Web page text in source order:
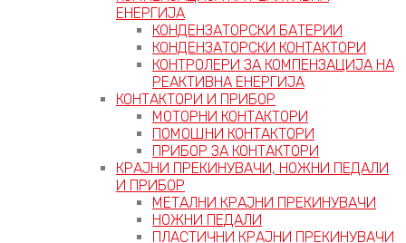
ЕНЕРГИЈА
КОНДЕНЗАТОРСКИ БАТЕРИИ
КОНДЕНЗАТОРСКИ КОНТАКТОРИ
КОНТРОЛЕРИ ЗА КОМПЕНЗАЦИЈА НА
РЕАКТИВНА ЕНЕРГИЈА
КОНТАКТОРИ И ПРИБОР
МОТОРНИ КОНТАКТОРИ
ПОМОШНИ КОНТАКТОРИ
ПРИБОР ЗА КОНТАКТОРИ
КРАЈНИ ПРЕКИНУВАЧИ, НОЖНИ ПЕДАЛИ
И ПРИБОР
МЕТАЛНИ КРАЈНИ ПРЕКИНУВАЧИ
НОЖНИ ПЕДАЛИ
ПЛАСТИЧНИ КРАЈНИ ПРЕКИНУВАЧИ